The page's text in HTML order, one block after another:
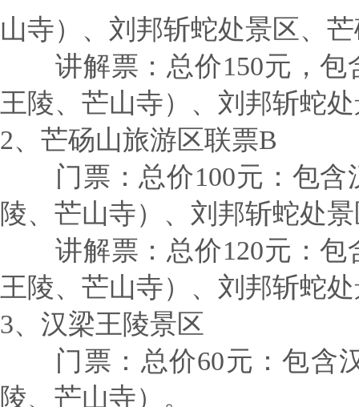
山寺）、刘邦斩蛇处景区、
讲解票：总价150元，包
王陵、芒山寺）、刘邦斩蛇
2、芒砀山旅游区联票B
门票：总价100元：包含
陵、芒山寺）、刘邦斩蛇处
讲解票：总价120元：包
王陵、芒山寺）、刘邦斩蛇
3、汉梁王陵景区
门票：总价60元：包含汉
陵、芒山寺）。